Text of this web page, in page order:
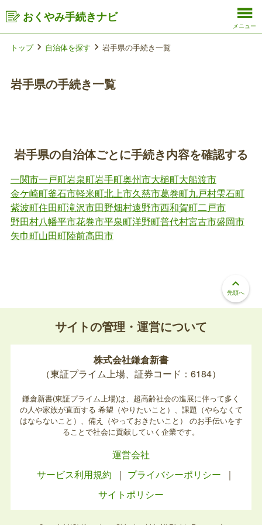
おくやみ手続きナビ
メニュー
トップ 自治体を探す 岩手県の手続き一覧
岩手県の手続き一覧
岩手県の自治体ごとに手続き内容を確認する
一関市一戸町岩泉町岩手町奥州市大槌町大船渡市
金ケ崎町釜石市軽米町北上市久慈市葛巻町九戸村雫石町
紫波町住田町滝沢市田野畑村遠野市西和賀町二戸市
野田村八幡平市花巻市平泉町洋野町普代村宮古市盛岡市
矢巾町山田町陸前高田市
サイトの管理・運営について
株式会社鎌倉新書
（東証プライム上場、証券コード：6184）
鎌倉新書(東証プライム上場)は、超高齢社会の進展に伴って多く
の人や家族が直面する 希望（やりたいこと）、課題（やらなくて
はならないこと）、備え（やっておきたいこと）
のお手伝いをす
ることで社会に貢献していく企業です。
運営会社
サービス利用規約
プライバシーポリシー
サイトポリシー
keyboard_arrow_up
先頭へ